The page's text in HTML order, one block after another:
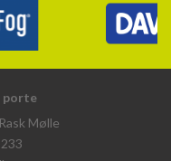
porte
Mølle